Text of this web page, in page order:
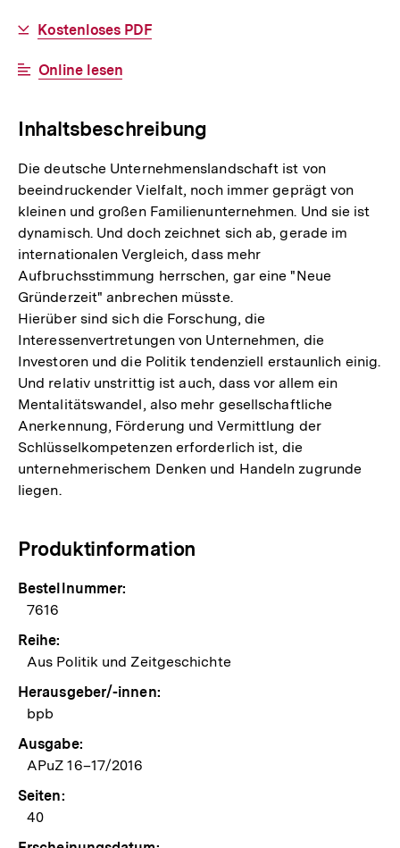
Download-
Kostenloses PDF
Interner
Online lesen
Inhaltsbeschreibung
Die deutsche Unternehmenslandschaft ist von
beeindruckender Vielfalt, noch immer geprägt von
kleinen und großen Familienunternehmen. Und sie ist
dynamisch. Und doch zeichnet sich ab, gerade im
internationalen Vergleich, dass mehr
Aufbruchsstimmung herrschen, gar eine "Neue
Gründerzeit" anbrechen müsste.
Hierüber sind sich die Forschung, die
Interessenvertretungen von Unternehmen, die
Investoren und die Politik tendenziell erstaunlich einig.
Und relativ unstrittig ist auch, dass vor allem ein
Mentalitätswandel, also mehr gesellschaftliche
Anerkennung, Förderung und Vermittlung der
Schlüsselkompetenzen erforderlich ist, die
unternehmerischem Denken und Handeln zugrunde
liegen.
Produktinformation
Bestellnummer:
7616
Reihe:
Aus Politik und Zeitgeschichte
Herausgeber/-innen:
bpb
Ausgabe:
APuZ 16–17/2016
Seiten:
40